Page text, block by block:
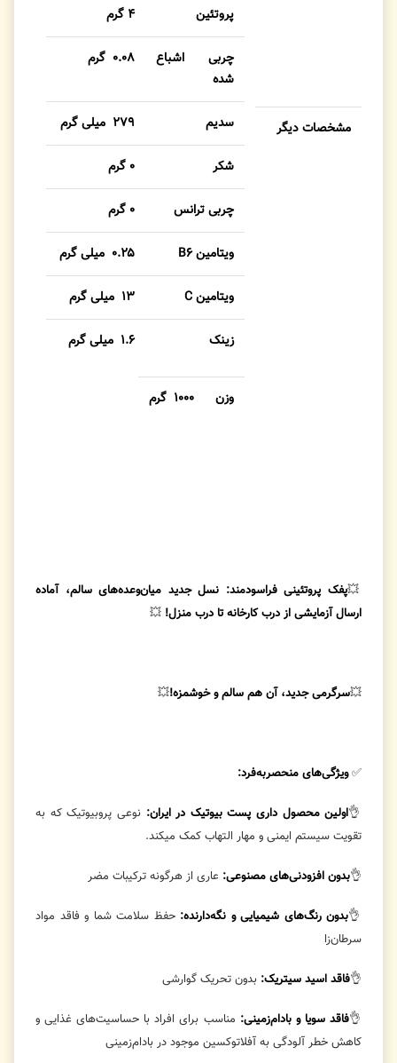
پروتئین ۴ گرم
چربی اشباع
شده
۰.۰۸ گرم
سدیم ۲۷۹ میلی گرم
شکر ۰ گرم
چربی ترانس ۰ گرم
ویتامین B۶ ۰.۲۵ میلی گرم
ویتامین C ۱۳ میلی گرم
زینک ۱.۶ میلی گرم
وزن ۱۰۰۰ گرم
مشخصات دیگر
💥پفک پروتئینی فراسودمند: نسل جدید میان‌وعده‌های سالم، آماده
ارسال آزمایشی از درب کارخانه تا درب منزل! 💥
💥سرگرمی جدید، آن هم سالم و خوشمزه!💥
✅ویژگی‌های منحصربه‌فرد:
👌اولین محصول داری پست بیوتیک در ایران: نوعی پروبیوتیک که به
تقویت سیستم ایمنی و مهار التهاب کمک میکند.
👌بدون افزودنی‌های مصنوعی: عاری از هرگونه ترکیبات مضر
👌بدون رنگ‌های شیمیایی و نگه‌دارنده: حفظ سلامت شما و فاقد مواد
سرطان‌زا
👌فاقد اسید سیتریک: بدون تحریک گوارشی
👌فاقد سویا و بادام‌زمینی: مناسب برای افراد با حساسیت‌های غذایی و
کاهش خطر آلودگی به آفلاتوکسین موجود در بادام‌زمینی